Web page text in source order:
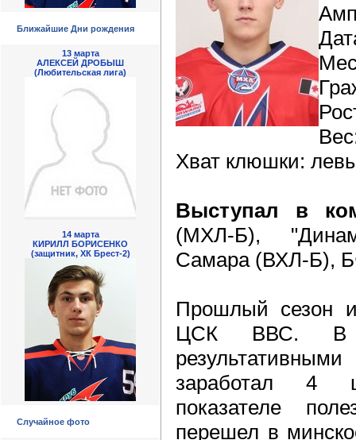
Ближайшие Дни рождения
13 марта
АЛЕКСЕЙ ДРОБЫШ
(Любительская лига)
14 марта
КИРИЛЛ БОРИСЕНКО
(защитник, ХК Брест-2)
Случайное фото
Хват клюшки:
Выступал в
(МХЛ-Б),
Самара (ВХЛ-Б),
Прошлый сезон
ЦСК ВВС. В
заработал 4
показателе
перешел в